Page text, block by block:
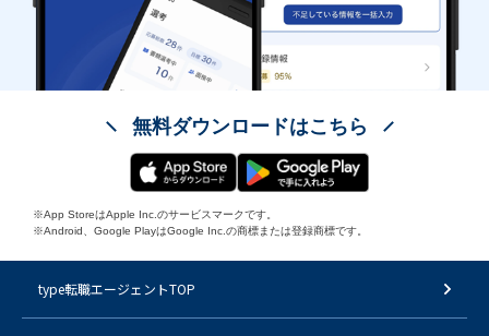
無料ダウンロードはこちら
※App StoreはApple Inc.のサービスマークです。
※Android、Google PlayはGoogle Inc.の商標または登録商標です。
type転職エージェントTOP